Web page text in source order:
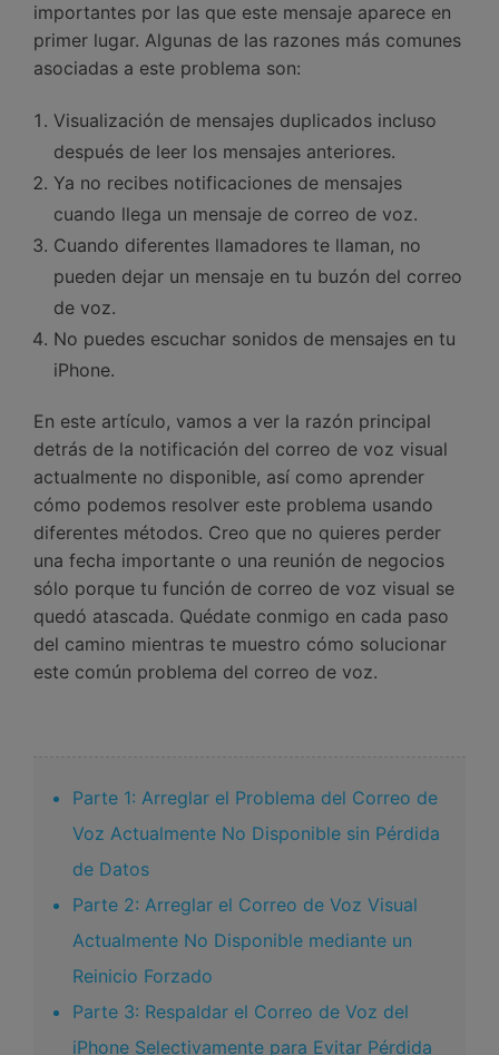
importantes por las que este mensaje aparece en
primer lugar. Algunas de las razones más comunes
asociadas a este problema son:
Visualización de mensajes duplicados incluso
después de leer los mensajes anteriores.
Ya no recibes notificaciones de mensajes
cuando llega un mensaje de correo de voz.
Cuando diferentes llamadores te llaman, no
pueden dejar un mensaje en tu buzón del correo
de voz.
No puedes escuchar sonidos de mensajes en tu
iPhone.
En este artículo, vamos a ver la razón principal
detrás de la notificación del correo de voz visual
actualmente no disponible, así como aprender
cómo podemos resolver este problema usando
diferentes métodos. Creo que no quieres perder
una fecha importante o una reunión de negocios
sólo porque tu función de correo de voz visual se
quedó atascada. Quédate conmigo en cada paso
del camino mientras te muestro cómo solucionar
este común problema del correo de voz.
Parte 1: Arreglar el Problema del Correo de
Voz Actualmente No Disponible sin Pérdida
de Datos
Parte 2: Arreglar el Correo de Voz Visual
Actualmente No Disponible mediante un
Reinicio Forzado
Parte 3: Respaldar el Correo de Voz del
iPhone Selectivamente para Evitar Pérdida